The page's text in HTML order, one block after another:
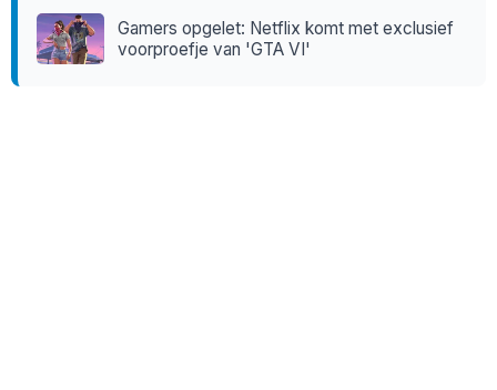
Gamers opgelet: Netflix komt met exclusief
voorproefje van 'GTA VI'